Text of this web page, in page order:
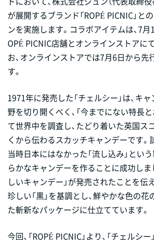
が展開するブランド「ROPÉ PICNIC」と
ンを実施します。コラボアイテムは、7
OPÉ PICNIC店舗とオンラインストアに
お、オンラインストアでは7月6日から先
す。
1971年に発売した「チェルシー」は、キ
野を切り開くべく、「今までにない特長
て世界中を調査し、たどり着いた英国ス
くから伝わるスカッチキャンデーです。
当時日本にはなかった「流し込み」とい
らかなキャンデーを作ることに成功しま
しいキャンデー」が発売されたことを伝
珍しい「黒」を基調とし、鮮やかな色の
た斬新なパッケージに仕立てています。
今回、「ROPÉ PICNIC」より、「チェルシ